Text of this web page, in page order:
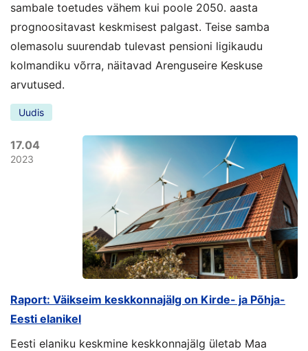
sambale toetudes vähem kui poole 2050. aasta
prognoositavast keskmisest palgast. Teise samba
olemasolu suurendab tulevast pensioni ligikaudu
kolmandiku võrra, näitavad Arenguseire Keskuse
arvutused.
Uudis
17.04
2023
Raport: Väikseim keskkonnajälg on Kirde- ja Põhja-
Eesti elanikel
Eesti elaniku keskmine keskkonnajälg ületab Maa